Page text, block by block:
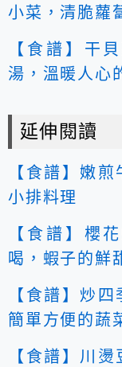
小菜，清脆蘿
【食譜】干
湯，溫暖人心
延伸閱讀
【食譜】嫩
小排料理
【食譜】櫻
喝，蝦子的鮮
【食譜】炒
簡單方便的蔬
【食譜】川